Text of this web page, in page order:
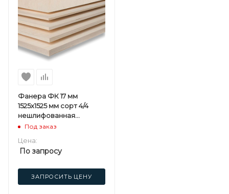
Фанера ФК 17 мм
1525х1525 мм сорт 4/4
нешлифованная
березовая
Под заказ
Цена:
По запросу
ЗАПРОСИТЬ ЦЕНУ